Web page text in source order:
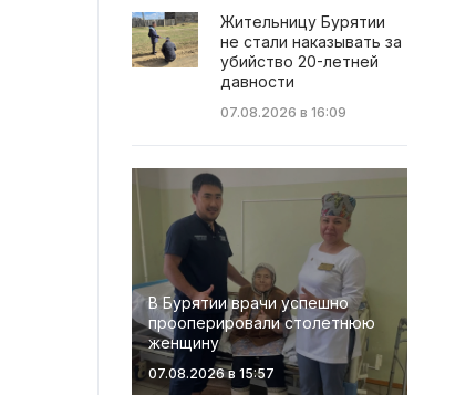
Жительницу Бурятии
не стали наказывать за
убийство 20-летней
давности
07.08.2026 в 16:09
В Бурятии врачи успешно
прооперировали столетнюю
женщину
07.08.2026 в 15:57